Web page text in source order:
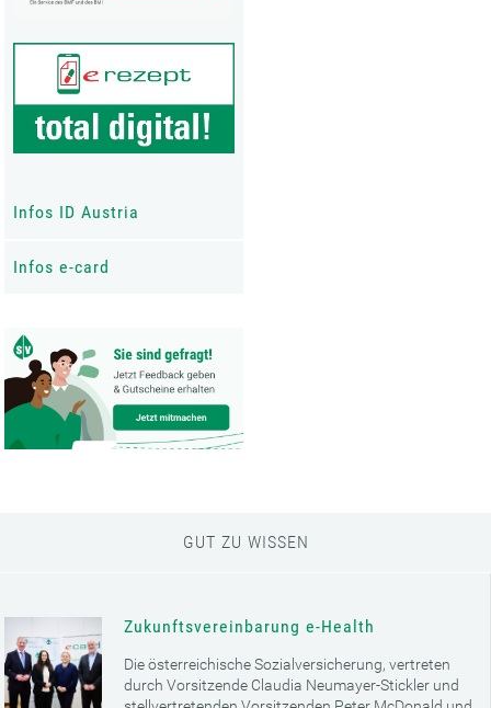
Infos ID Austria
Infos e-card
GUT ZU WISSEN
Zukunftsvereinbarung e-Health
Die österreichische Sozialversicherung, vertreten
durch Vorsitzende Claudia Neumayer-Stickler und